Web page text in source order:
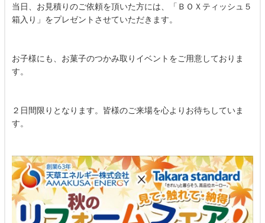
当日、お見積りのご依頼を頂いた方には、「ＢＯＸティッシュ５
箱入り」をプレゼントさせていただきます。
お子様にも、お菓子のつかみ取りイベントをご用意しておりま
す。
２日間限りとなります。皆様のご来場を心よりお待ちしていま
す。